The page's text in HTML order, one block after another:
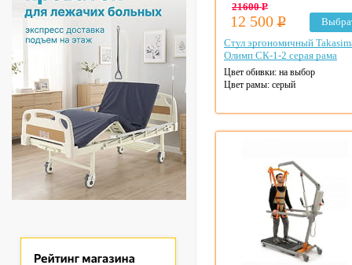
21600Р
12 500 Р
Стул эргономичный
Олимп СК-1-2 серая рама
Цвет обивки: на выбор
Цвет рамы: серый